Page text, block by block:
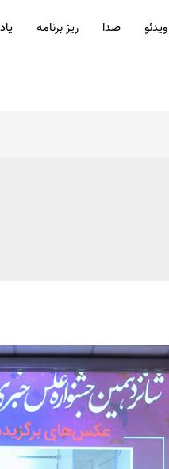
ویدئو صدا ریز برنامه